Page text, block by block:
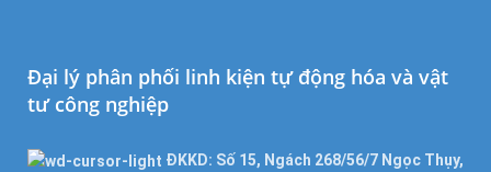
Đại lý phân phối linh kiện tự động hóa và vật
tư công nghiệp
ĐKKD: Số 15, Ngách 268/56/7 Ngọc Thụy,